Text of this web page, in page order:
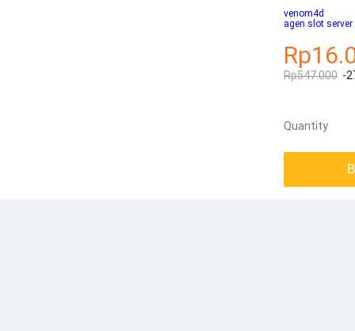
venom4d
agen slot
Rp547.000 -
Quantity